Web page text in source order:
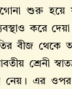
শুরু হয়ে
করে
বীজ থেকে
শ্রেনী
নেয়। এর